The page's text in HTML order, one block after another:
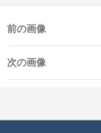
前の画像
次の画像